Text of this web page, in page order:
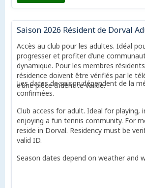
Accès au club pour les adultes. Idéal
progresser et profiter d’une
dynamique. Pour les membres
résidence doivent être vérifiés par le
d’une pièce d’identité valide.
Les dates de saison dépendent de la
confirmées.
Club access for adult. Ideal for playing,
enjoying a fun tennis community. For
reside in Dorval. Residency must be
valid ID.
Season dates depend on weather and